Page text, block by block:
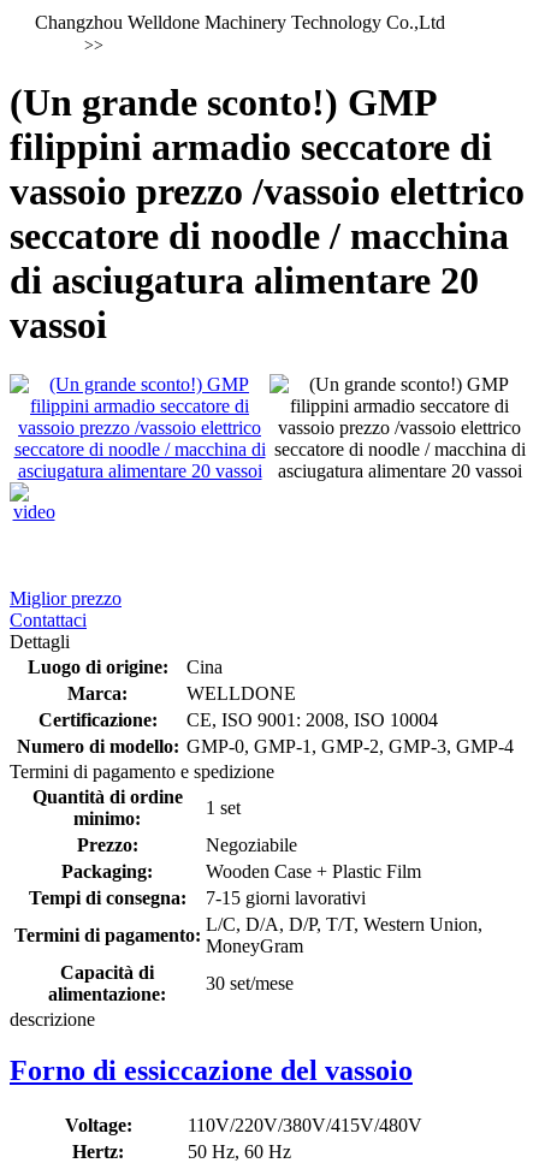
Changzhou Welldone Machinery Technology Co.,Ltd
>>
(Un grande sconto!) GMP
filippini armadio seccatore di
vassoio prezzo /vassoio elettrico
seccatore di noodle / macchina
di asciugatura alimentare 20
vassoi
Miglior prezzo
Contattaci
Dettagli
Luogo di origine:
Cina
Marca:
WELLDONE
Certificazione:
CE, ISO 9001: 2008, ISO 10004
Numero di modello: GMP-0, GMP-1, GMP-2, GMP-3, GMP-4
Termini di pagamento e spedizione
Quantità di ordine
minimo:
1 set
Prezzo:
Negoziabile
Packaging:
Wooden Case + Plastic Film
Tempi di consegna:
7-15 giorni lavorativi
Termini di pagamento:
L/C, D/A, D/P, T/T, Western Union,
MoneyGram
Capacità di
alimentazione:
30 set/mese
descrizione
Forno di essiccazione del vassoio
Voltage:
110V/220V/380V/415V/480V
Hertz:
50 Hz, 60 Hz